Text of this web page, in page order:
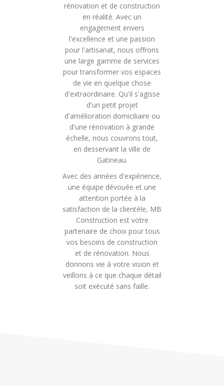
rénovation et de construction
en réalité. Avec un
engagement envers
l'excellence et une passion
pour l'artisanat, nous offrons
une large gamme de services
pour transformer vos espaces
de vie en quelque chose
d'extraordinaire. Qu'il s'agisse
d'un petit projet
d'amélioration domiciliaire ou
d'une rénovation à grande
échelle, nous couvrons tout,
en desservant la ville de
Gatineau.
Avec des années d'expérience,
une équipe dévouée et une
attention portée à la
satisfaction de la clientèle, MB
Construction est votre
partenaire de choix pour tous
vos besoins de construction
et de rénovation. Nous
donnons vie à votre vision et
veillons à ce que chaque détail
soit exécuté sans faille.